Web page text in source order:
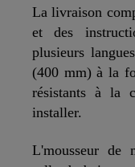
La livraison
et des
plusieurs
(400 mm) à la
résistants à la
installer.
L'mousseur de